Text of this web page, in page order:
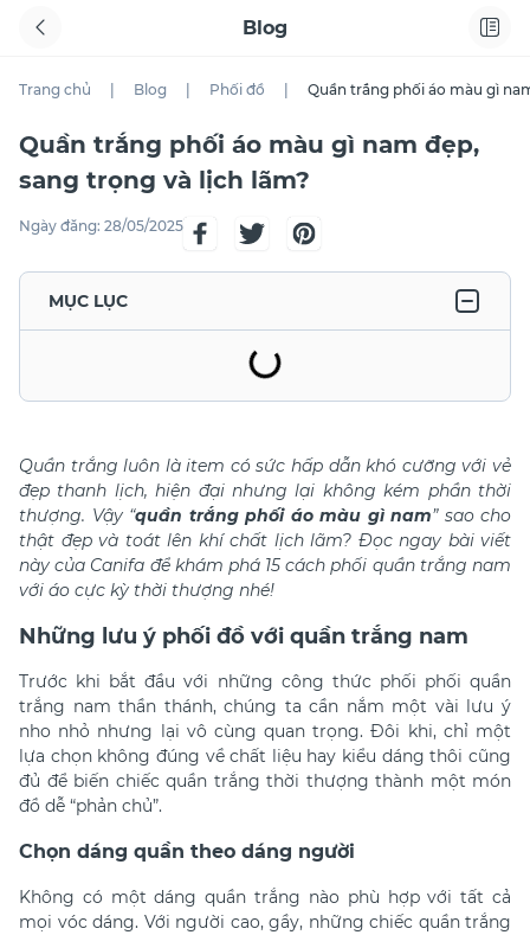
Blog
Trang chủ Blog Phối đồ Quần trắng phối áo màu gì
Quần trắng phối áo màu gì nam đẹp,
sang trọng và lịch lãm?
Ngày đăng: 28/05/2025
MỤC LỤC
Quần trắng luôn là item có sức hấp dẫn khó cưỡng với vẻ
đẹp thanh lịch, hiện đại nhưng lại không kém phần thời
thượng. Vậy “quần trắng phối áo màu gì nam” sao cho
thật đẹp và toát lên khí chất lịch lãm? Đọc ngay bài viết
này của Canifa để khám phá 15 cách phối quần trắng nam
với áo cực kỳ thời thượng nhé!
Những lưu ý phối đồ với quần trắng nam
Trước khi bắt đầu với những công thức phối phối quần
trắng nam thần thánh, chúng ta cần nắm một vài lưu ý
nho nhỏ nhưng lại vô cùng quan trọng. Đôi khi, chỉ một
lựa chọn không đúng về chất liệu hay kiểu dáng thôi cũng
đủ để biến chiếc quần trắng thời thượng thành một món
đồ dễ “phản chủ”.
Chọn dáng quần theo dáng người
Không có một dáng quần trắng nào phù hợp với tất cả
mọi vóc dáng. Với người cao, gầy, những chiếc quần trắng